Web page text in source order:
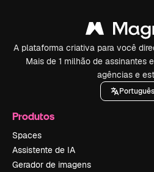
A plataforma criativa para você
Mais de 1 milhão de assinantes
agências e
Português
Produtos
Spaces
Assistente de IA
Gerador de imagens